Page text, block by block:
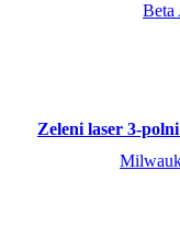
Beta
Zeleni laser 3-